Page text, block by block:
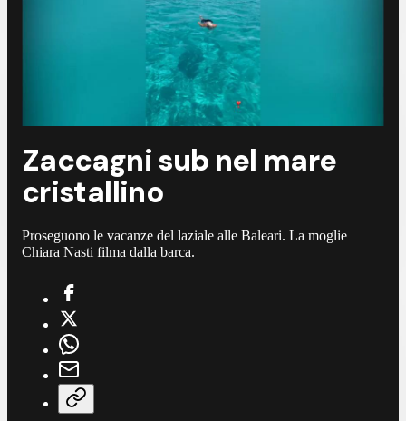
Zaccagni sub nel mare
cristallino
Proseguono le vacanze del laziale alle Baleari. La moglie
Chiara Nasti filma dalla barca.